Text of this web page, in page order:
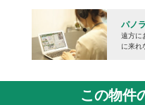
パノ
遠方に
に来れ
この物件